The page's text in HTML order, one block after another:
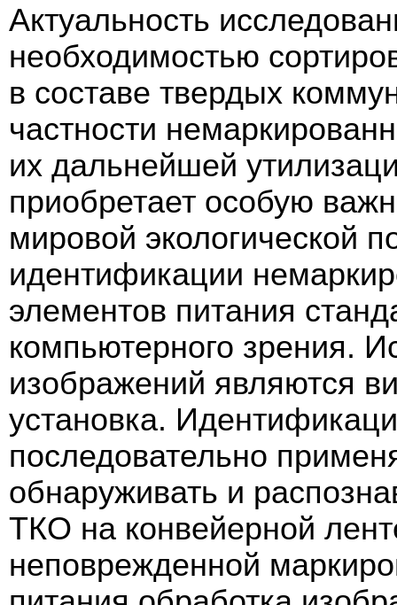
Актуальность
необходимостью
в составе твердых
частности
их дальнейшей
приобретает особую
мировой экологической
идентификации
элементов питания
компьютерного зрения.
изображений являются
установка.
последовательно
обнаруживать и
ТКО на конвейерной
неповрежденной